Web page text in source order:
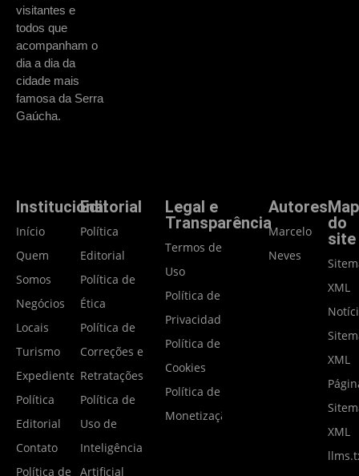
visitantes e
todos que
acompanham o
dia a dia da
cidade mais
famosa da Serra
Gaúcha.
Institucional
Início
Quem
Somos
Negócios
Locais
Turismo
Expediente
Política
Editorial
Contato
Política de
Editorial
Política
Editorial
Política de
Ética
Política de
Correções e
Retratações
Política de
Uso de
Inteligência
Artificial
Legal e
Transparência
Termos de
Uso
Política de
Privacidade
Política de
Cookies
Política de
Monetização
Autores
Marcelo
Neves
do
site
XML
XML
XML